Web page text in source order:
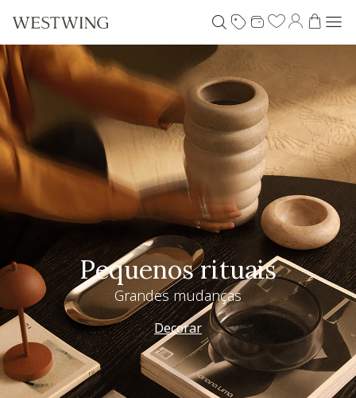
Pequenos rituais
Grandes mudanças
Decorar